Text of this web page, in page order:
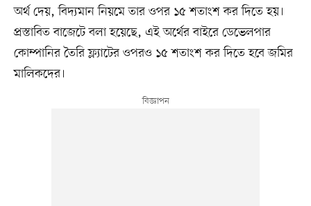
অর্থ দেয়, বিদ্যমান নিয়মে তার ওপর ১৫ শতাংশ কর দিতে হয়।
প্রস্তাবিত বাজেটে বলা হয়েছে, এই অর্থের বাইরে ডেভেলপার
কোম্পানির তৈরি ফ্ল্যাটের ওপরও ১৫ শতাংশ কর দিতে হবে জমির
মালিকদের।